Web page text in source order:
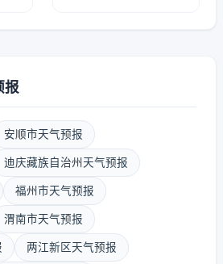
报
安顺市天气预报
迪庆藏族自治州天气预报
福州市天气预报
渭南市天气预报
两江新区天气预报